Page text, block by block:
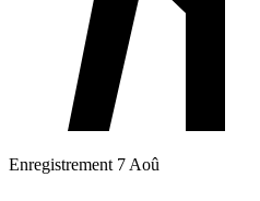
Enregistrement 7 Aoû